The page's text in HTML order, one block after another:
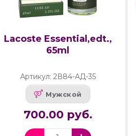
Lacoste Essential,edt.,
65ml
Артикул: 2В84-АД-35
Мужской
700.00 руб.